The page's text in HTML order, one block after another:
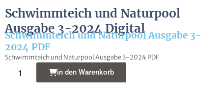
Schwimmteich und Naturpool
Ausgabe 3-2024 Digital
Schwimmteich und Naturpool Ausgabe 3-
2024 PDF
Schwimmteich und Naturpool Ausgabe 3-2024 PDF
in den Warenkorb
Ich erkläre mich damit einverstanden, dass
meine Daten zur Bearbeitung meines Anliegens
gespeichert werden können. Weitere Hinweise zum